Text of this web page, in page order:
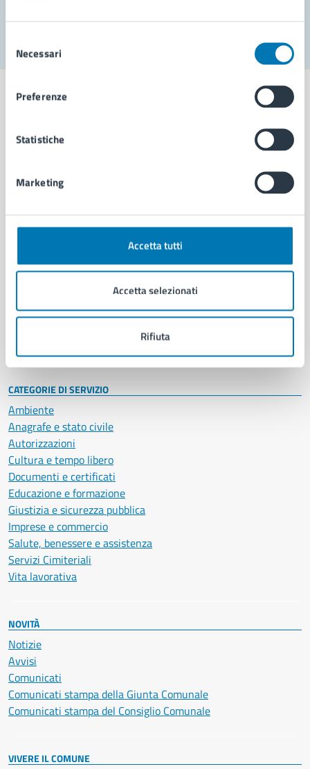
delNecessari
Preferenze
Statistiche
Marketing
Accetta tutti
Accetta selezionati
Rifiuta
Comune di Napoli
AMMINISTRAZIONE
Organi di governo
Enti e fondazioni
Personale amministrativo
Intranet, posta aziendale e protocollo
CATEGORIE DI SERVIZIO
Ambiente
Anagrafe e stato civile
Autorizzazioni
Cultura e tempo libero
Documenti e certificati
Educazione e formazione
Giustizia e sicurezza pubblica
Imprese e commercio
Salute, benessere e assistenza
Servizi Cimiteriali
Vita lavorativa
NOVITÀ
Notizie
Avvisi
Comunicati
Comunicati stampa della Giunta Comunale
Comunicati stampa del Consiglio Comunale
VIVERE IL COMUNE